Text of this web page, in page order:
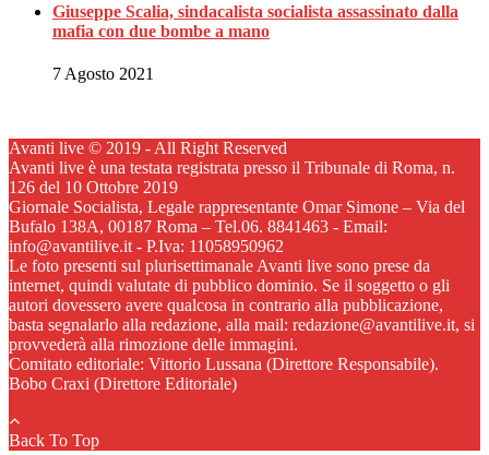
Giuseppe Scalia, sindacalista socialista assassinato dalla
mafia con due bombe a mano
7 Agosto 2021
Avanti live © 2019 - All Right Reserved
Avanti live è una testata registrata presso il Tribunale di Roma, n.
126 del 10 Ottobre 2019
Giornale Socialista, Legale rappresentante Omar Simone – Via del
Bufalo 138A, 00187 Roma – Tel.06. 8841463 - Email:
info@avantilive.it - P.Iva: 11058950962
Le foto presenti sul plurisettimanale Avanti live sono prese da
internet, quindi valutate di pubblico dominio. Se il soggetto o gli
autori dovessero avere qualcosa in contrario alla pubblicazione,
basta segnalarlo alla redazione, alla mail: redazione@avantilive.it, si
provvederà alla rimozione delle immagini.
Comitato editoriale: Vittorio Lussana (Direttore Responsabile).
Bobo Craxi (Direttore Editoriale)
Back To Top